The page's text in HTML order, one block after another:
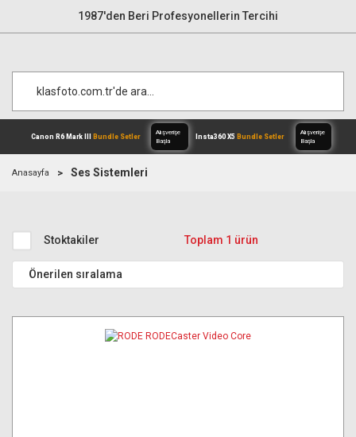
1987'den Beri Profesyonellerin Tercihi
Anasayfa Ses Sistemleri
Stoktakiler Toplam 1 ürün